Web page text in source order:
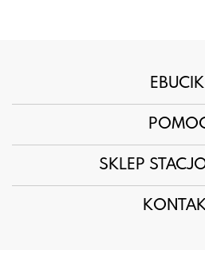
EBUCIKI
SKLEP